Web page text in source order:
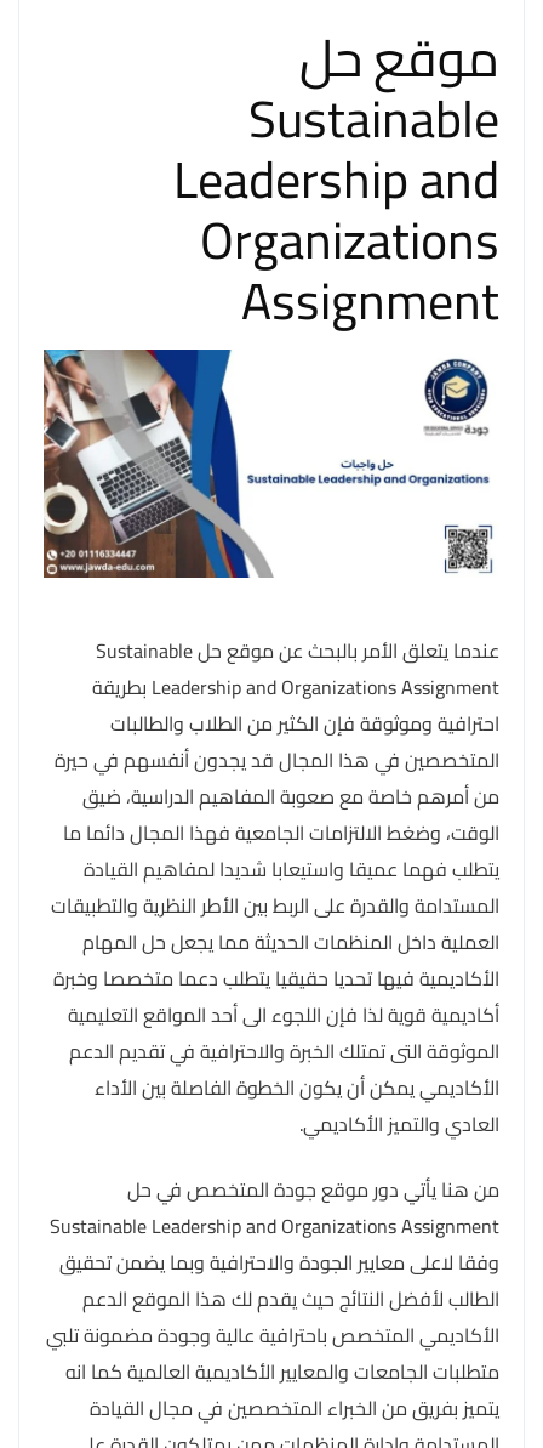
موقع حل
Sustainable
Leadership and
Organizations
Assignment
عندما يتعلق الأمر بالبحث عن موقع حل Sustainable
Leadership and Organizations Assignment بطريقة
احترافية وموثوقة فإن الكثير من الطلاب والطالبات
المتخصصين في هذا المجال قد يجدون أنفسهم في حيرة
من أمرهم خاصة مع صعوبة المفاهيم الدراسية، ضيق
الوقت، وضغط الالتزامات الجامعية فهذا المجال دائما ما
يتطلب فهما عميقا واستيعابا شديدا لمفاهيم القيادة
المستدامة والقدرة على الربط بين الأطر النظرية والتطبيقات
العملية داخل المنظمات الحديثة مما يجعل حل المهام
الأكاديمية فيها تحديا حقيقيا يتطلب دعما متخصصا وخبرة
أكاديمية قوية لذا فإن اللجوء الى أحد المواقع التعليمية
الموثوقة التى تمتلك الخبرة والاحترافية في تقديم الدعم
الأكاديمي يمكن أن يكون الخطوة الفاصلة بين الأداء
العادي والتميز الأكاديمي.
من هنا يأتي دور موقع جودة المتخصص في حل
Sustainable Leadership and Organizations Assignment
وفقا لاعلى معايير الجودة والاحترافية وبما يضمن تحقيق
الطالب لأفضل النتائج حيث يقدم لك هذا الموقع الدعم
الأكاديمي المتخصص باحترافية عالية وجودة مضمونة تلبي
متطلبات الجامعات والمعايير الأكاديمية العالمية كما انه
يتميز بفريق من الخبراء المتخصصين في مجال القيادة